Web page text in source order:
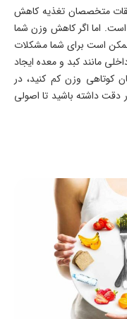
متخصصان تغذیه کاهش
است. اما اگر کاهش وزن شما
است برای شما مشکلات
مانند کبد و معده ایجاد
کوتاهی وزن کم کنید، در
دقت داشته باشید تا اصولی